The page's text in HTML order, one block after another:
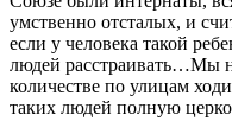
умственно отсталых, и
если у человека такой
людей расстраивать…Мы
количестве по улицам
таких людей полную